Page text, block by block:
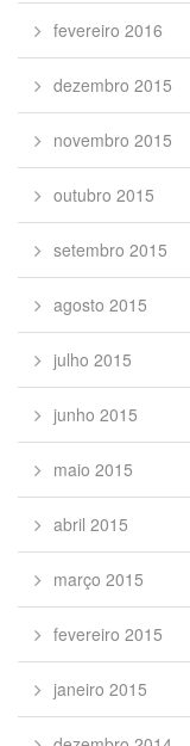
fevereiro 2016
dezembro 2015
novembro 2015
outubro 2015
setembro 2015
agosto 2015
julho 2015
junho 2015
maio 2015
abril 2015
março 2015
fevereiro 2015
janeiro 2015